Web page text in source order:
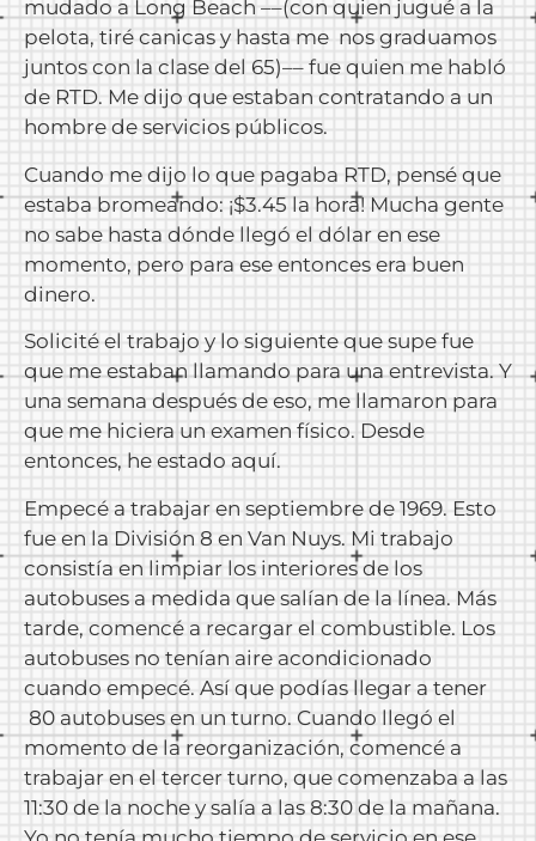
mudado a Long Beach ––(con quien jugué a la
pelota, tiré canicas y hasta me nos graduamos
juntos con la clase del 65)–– fue quien me habló
de RTD. Me dijo que estaban contratando a un
hombre de servicios públicos.
Cuando me dijo lo que pagaba RTD, pensé que
estaba bromeando: ¡$3.45 la hora! Mucha gente
no sabe hasta dónde llegó el dólar en ese
momento, pero para ese entonces era buen
dinero.
Solicité el trabajo y lo siguiente que supe fue
que me estaban llamando para una entrevista. Y
una semana después de eso, me llamaron para
que me hiciera un examen físico. Desde
entonces, he estado aquí.
Empecé a trabajar en septiembre de 1969. Esto
fue en la División 8 en Van Nuys. Mi trabajo
consistía en limpiar los interiores de los
autobuses a medida que salían de la línea. Más
tarde, comencé a recargar el combustible. Los
autobuses no tenían aire acondicionado
cuando empecé. Así que podías llegar a tener
80 autobuses en un turno. Cuando llegó el
momento de la reorganización, comencé a
trabajar en el tercer turno, que comenzaba a las
11:30 de la noche y salía a las 8:30 de la mañana.